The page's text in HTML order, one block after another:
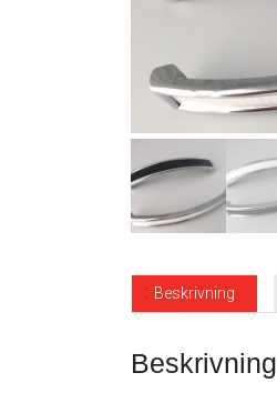
Beskrivning
Beskrivning